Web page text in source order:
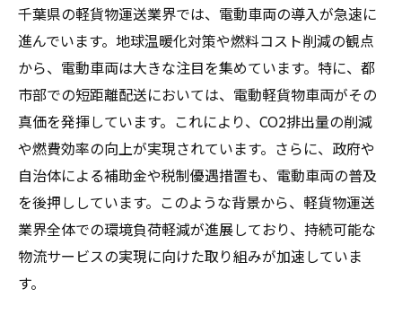
今後の技術トレンド
持続可能なビジネスモデルとしての千葉県の軽
貨物運送
エコロジーと経済性の両立
地域社会への貢献
持続可能性を高める戦略
環境配慮型ビジネスの事例
長期的な成長計画
将来の展望とビジョン
千葉県の軽貨物運送業界では、電動車両の導入が急速に
進んでいます。地球温暖化対策や燃料コスト削減の観点
から、電動車両は大きな注目を集めています。特に、都
市部での短距離配送においては、電動軽貨物車両がその
真価を発揮しています。これにより、CO2排出量の削減
や燃費効率の向上が実現されています。さらに、政府や
自治体による補助金や税制優遇措置も、電動車両の普及
を後押ししています。このような背景から、軽貨物運送
業界全体での環境負荷軽減が進展しており、持続可能な
物流サービスの実現に向けた取り組みが加速していま
す。